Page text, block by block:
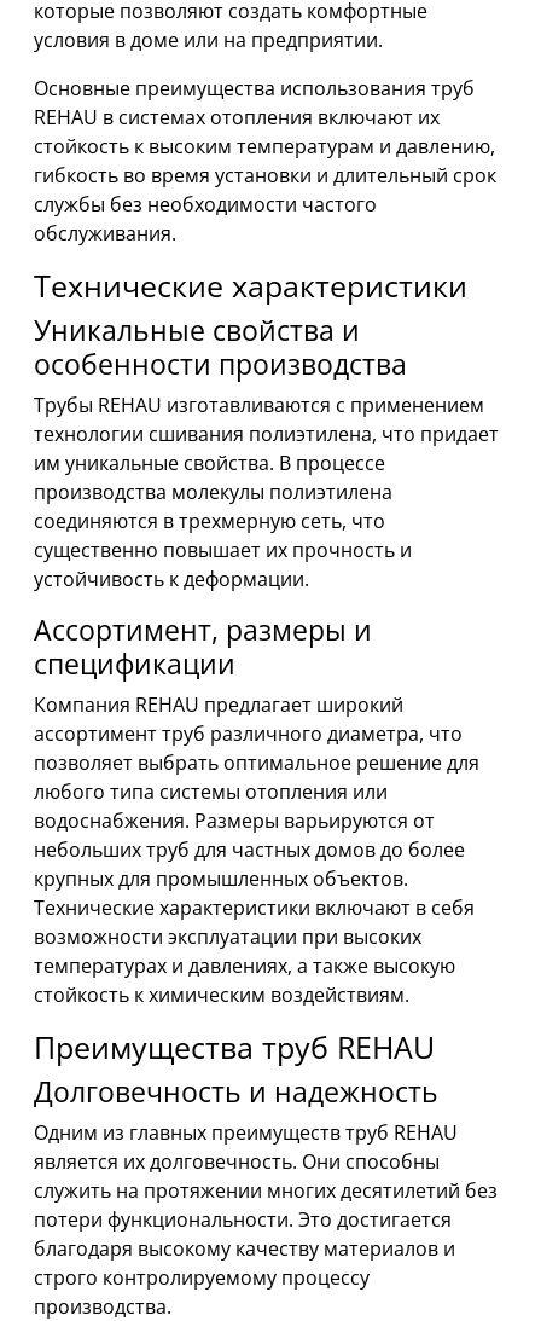
которые позволяют создать комфортные
условия в доме или на предприятии.
Основные преимущества использования труб
REHAU в системах отопления включают их
стойкость к высоким температурам и давлению,
гибкость во время установки и длительный срок
службы без необходимости частого
обслуживания.
Технические характеристики
Уникальные свойства и
особенности производства
Трубы REHAU изготавливаются с применением
технологии сшивания полиэтилена, что придает
им уникальные свойства. В процессе
производства молекулы полиэтилена
соединяются в трехмерную сеть, что
существенно повышает их прочность и
устойчивость к деформации.
Ассортимент, размеры и
спецификации
Компания REHAU предлагает широкий
ассортимент труб различного диаметра, что
позволяет выбрать оптимальное решение для
любого типа системы отопления или
водоснабжения. Размеры варьируются от
небольших труб для частных домов до более
крупных для промышленных объектов.
Технические характеристики включают в себя
возможности эксплуатации при высоких
температурах и давлениях, а также высокую
стойкость к химическим воздействиям.
Преимущества труб REHAU
Долговечность и надежность
Одним из главных преимуществ труб REHAU
является их долговечность. Они способны
служить на протяжении многих десятилетий без
потери функциональности. Это достигается
благодаря высокому качеству материалов и
строго контролируемому процессу
производства.